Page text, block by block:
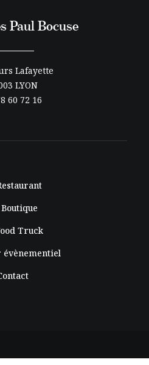
Paul Bocuse
Lafayette
LYON
60 72 16
Truck